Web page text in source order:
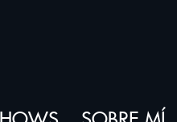
SOBRE MÍ